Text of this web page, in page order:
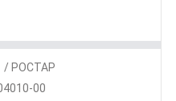
/ РОСТАР
00